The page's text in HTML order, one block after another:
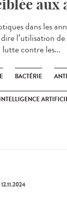
aux
dans les
l’utilisation
lutte contre les...
BACTÉRIE
INTELLIGENCE
12.11.2024